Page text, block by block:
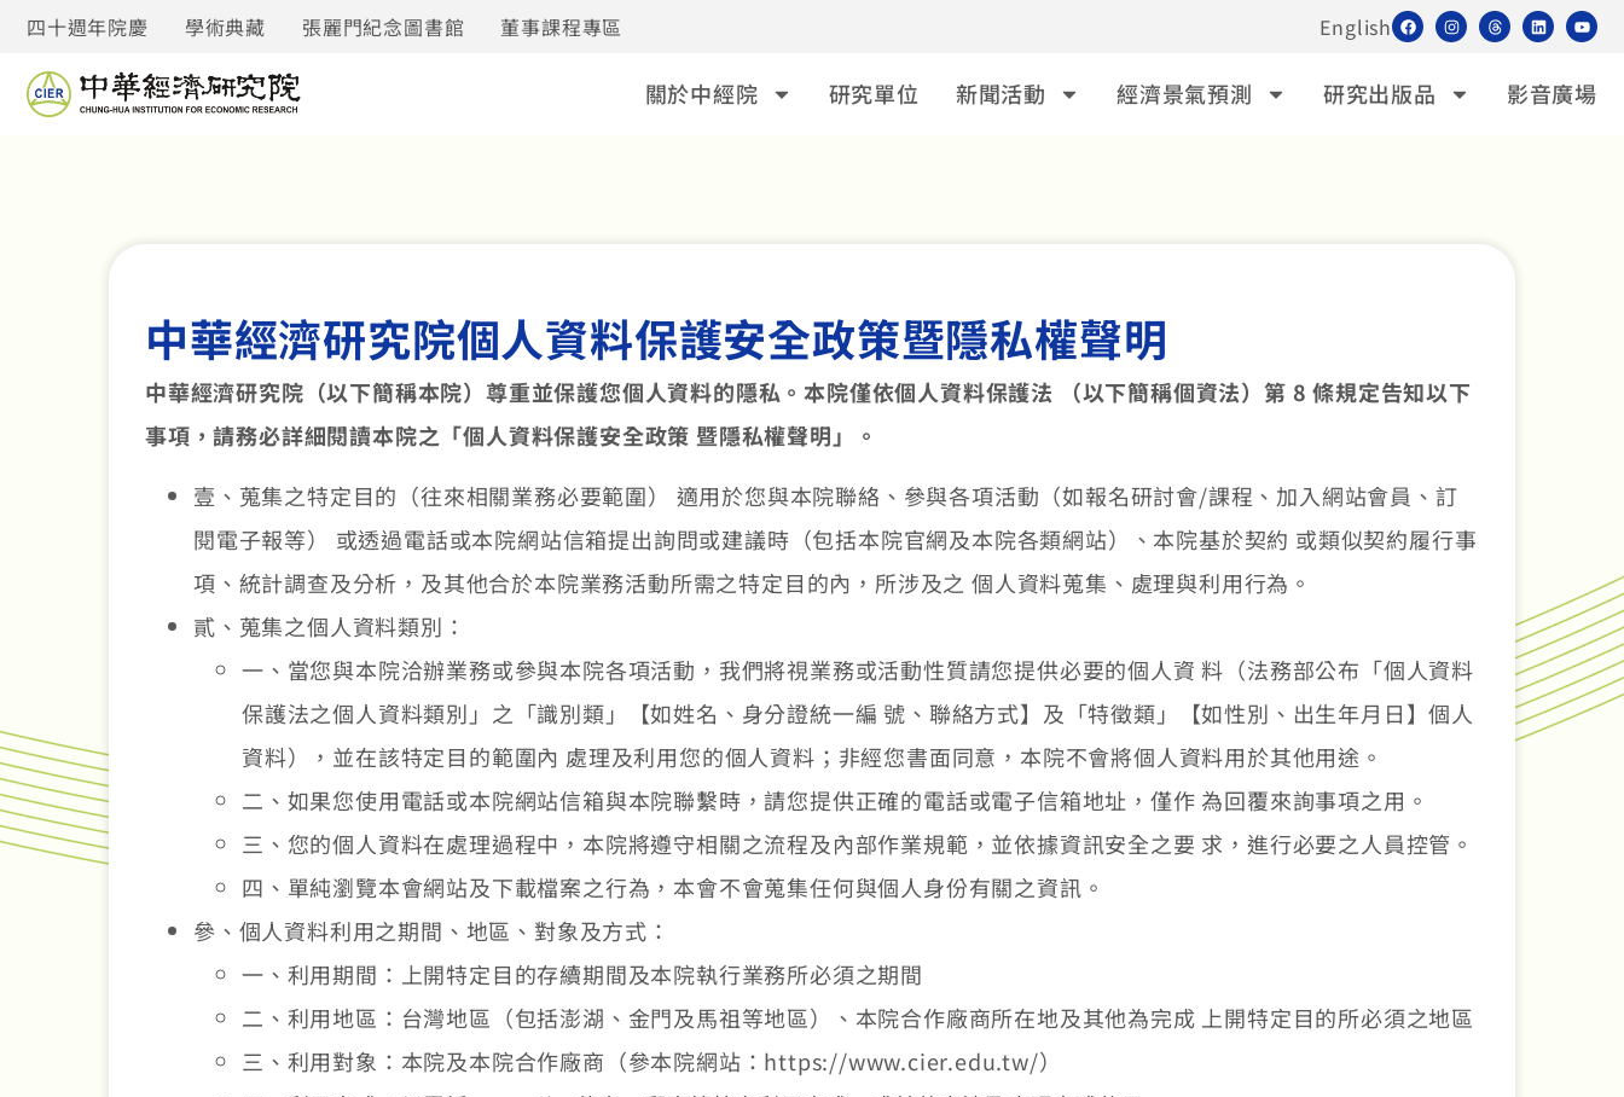
四十週年院慶 學術典藏 張麗門紀念圖書館 董事課程專區 English
關於中經院 研究單位 新聞活動 經濟景氣預測 研究出版品 影音廣場
中華經濟研究院個人資料保護安全政策暨隱私權聲明
中華經濟研究院（以下簡稱本院）尊重並保護您個人資料的隱私。本院僅依個人資料保護法 （以下簡稱個資法）第 8 條規定告知以下
事項，請務必詳細閱讀本院之「個人資料保護安全政策 暨隱私權聲明」。
壹、蒐集之特定目的（往來相關業務必要範圍） 適用於您與本院聯絡、參與各項活動（如報名研討會/課程、加入網站會員、訂
閱電子報等） 或透過電話或本院網站信箱提出詢問或建議時（包括本院官網及本院各類網站）、本院基於契約 或類似契約履行事
項、統計調查及分析，及其他合於本院業務活動所需之特定目的內，所涉及之 個人資料蒐集、處理與利用行為。
貳、蒐集之個人資料類別：
一、當您與本院洽辦業務或參與本院各項活動，我們將視業務或活動性質請您提供必要的個人資 料（法務部公布「個人資料
保護法之個人資料類別」之「識別類」【如姓名、身分證統一編 號、聯絡方式】及「特徵類」【如性別、出生年月日】個人
資料），並在該特定目的範圍內 處理及利用您的個人資料；非經您書面同意，本院不會將個人資料用於其他用途。
二、如果您使用電話或本院網站信箱與本院聯繫時，請您提供正確的電話或電子信箱地址，僅作 為回覆來詢事項之用。
三、您的個人資料在處理過程中，本院將遵守相關之流程及內部作業規範，並依據資訊安全之要 求，進行必要之人員控管。
四、單純瀏覽本會網站及下載檔案之行為，本會不會蒐集任何與個人身份有關之資訊。
參、個人資料利用之期間、地區、對象及方式：
一、利用期間：上開特定目的存續期間及本院執行業務所必須之期間
二、利用地區：台灣地區（包括澎湖、金門及馬祖等地區）、本院合作廠商所在地及其他為完成 上開特定目的所必須之地區
三、利用對象：本院及本院合作廠商（參本院網站：https://www.cier.edu.tw/）